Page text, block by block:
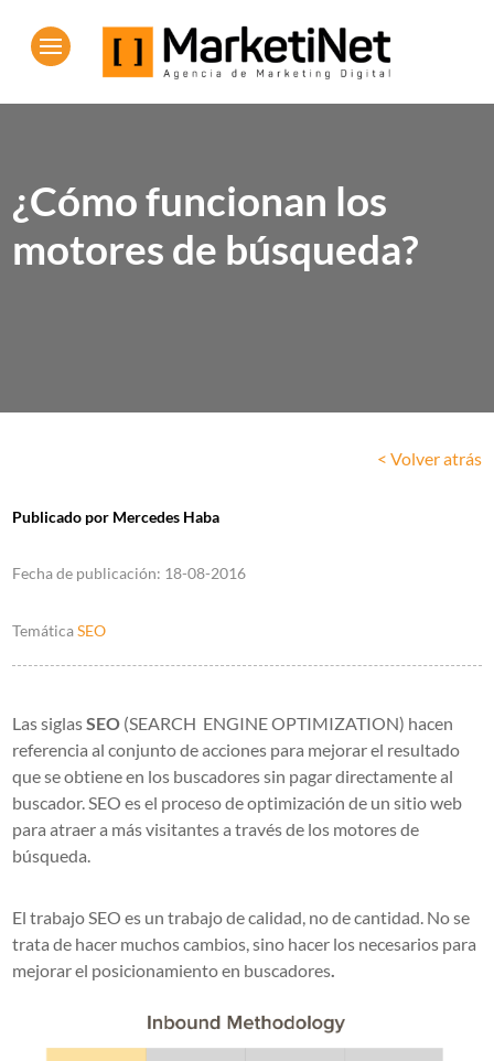
¿Cómo funcionan los
motores de búsqueda?
< Volver atrás
Publicado por Mercedes Haba
Fecha de publicación: 18-08-2016
TemáticaSEO
Las siglasSEO (SEARCH ENGINE OPTIMIZATION) hacen
referencia al conjunto de acciones para mejorar el resultado
que se obtiene en los buscadores sin pagar directamente al
buscador. SEO es el proceso de optimización de un sitio web
para atraer a más visitantes a través de los motores de
búsqueda.
El trabajo SEO es un trabajo de calidad, no de cantidad. No se
trata de hacer muchos cambios, sino hacer los necesarios para
mejorar el posicionamiento en buscadores.